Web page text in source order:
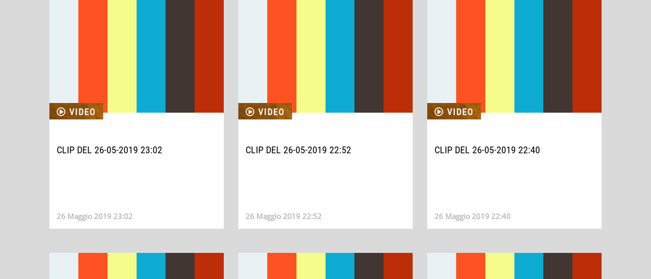
VIDEO
CLIP DEL 26-05-2019 23:02
26 Maggio 2019 23:02
VIDEO
CLIP DEL 26-05-2019 22:52
26 Maggio 2019 22:52
VIDEO
CLIP DEL 26-05-2019 22:40
26 Maggio 2019 22:40